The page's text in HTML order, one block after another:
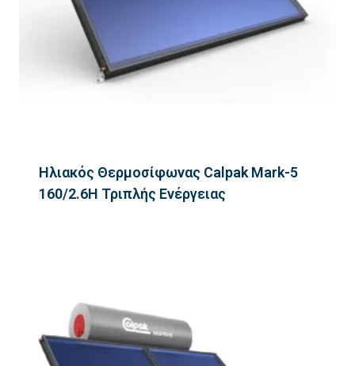
Ηλιακός Θερμοσίφωνας Calpak Mark-5
160/2.6H Τριπλής Ενέργειας